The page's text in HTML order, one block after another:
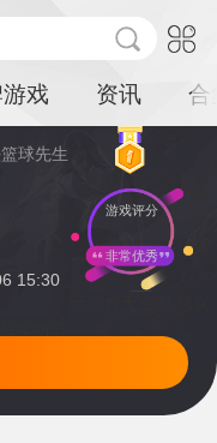
戏 资讯 合
球先生
15:30
游戏评分
非常优秀
提